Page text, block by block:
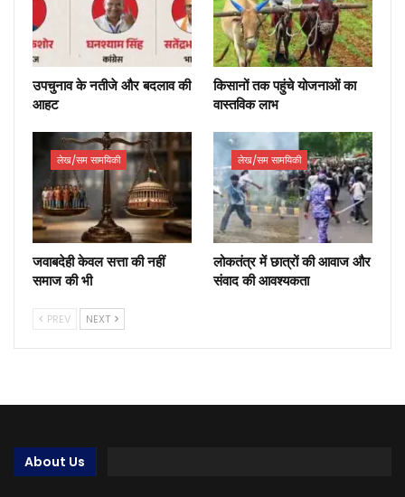
उपचुनाव के नतीजे और बदलाव की
आहट
किसानों तक पहुंचे योजनाओं का
वास्तविक लाभ
लेख/सम सामयिकी
जवाबदेही केवल सत्ता की नहीं
समाज की भी
लेख/सम सामयिकी
लोकतंत्र में छात्रों की आवाज और
संवाद की आवश्यकता
PREV NEXT
About Us